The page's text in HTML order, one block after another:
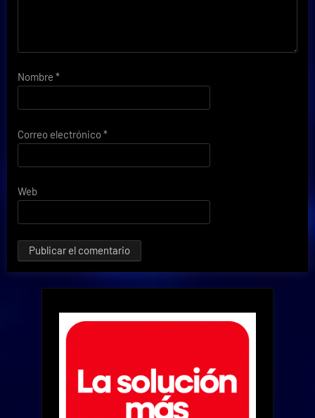
Nombre *
Correo electrónico*
Web